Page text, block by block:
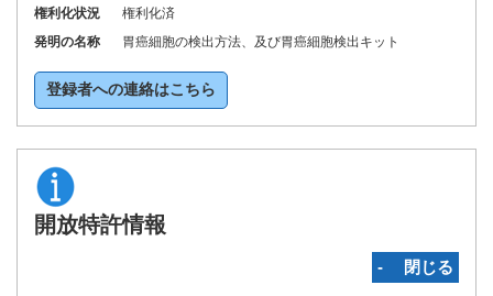
権利化状況
権利化済
発明の名称
胃癌細胞の検出方法、及び胃癌細胞検出キット
登録者への連絡はこちら
開放特許情報
‐ 閉じる